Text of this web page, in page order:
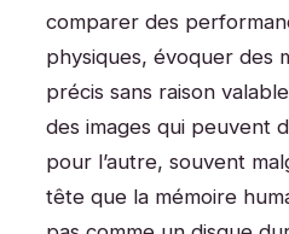
comparer des
physiques, évoquer des
précis sans raison
des images qui peuvent
pour l’autre, souvent
tête que la mémoire